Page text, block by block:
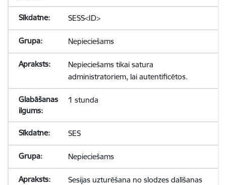
SESS<ID>
Nepieciešams
Nepieciešams tikai satura
administratoriem, lai autentificētos.
1 stunda
SES
Nepieciešams
Sesijas uzturēšana no slodzes dalīšanas